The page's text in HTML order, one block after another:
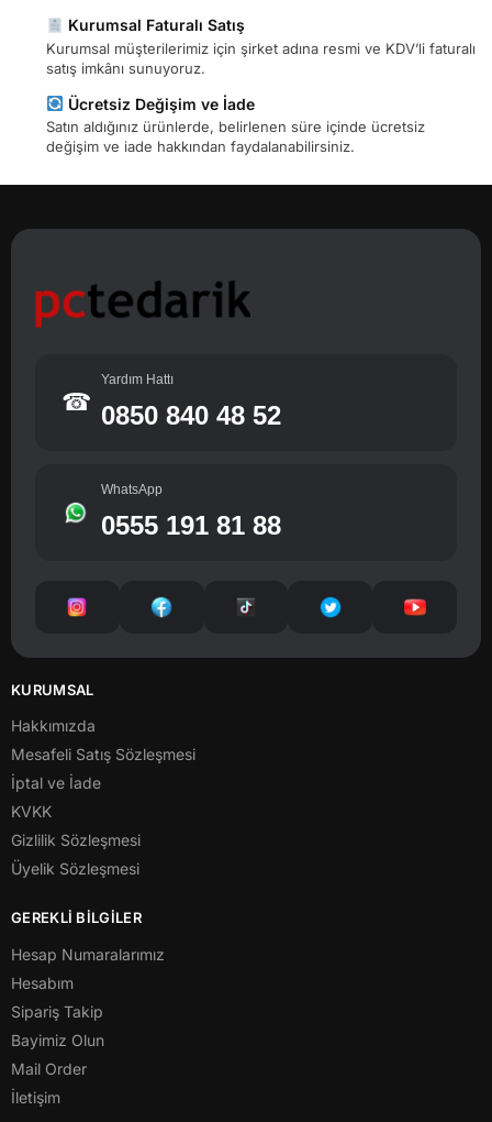
Kurumsal Faturalı Satış
Kurumsal müşterilerimiz için şirket adına resmi ve KDV’li faturalı
satış imkânı sunuyoruz.
Ücretsiz Değişim ve İade
Satın aldığınız ürünlerde, belirlenen süre içinde ücretsiz
değişim ve iade hakkından faydalanabilirsiniz.
☎
Yardım Hattı
0850 840 48 52
WhatsApp
0555 191 81 88
KURUMSAL
Hakkımızda
Mesafeli Satış Sözleşmesi
İptal ve İade
KVKK
Gizlilik Sözleşmesi
Üyelik Sözleşmesi
GEREKLİ BİLGİLER
Hesap Numaralarımız
Hesabım
Sipariş Takip
Bayimiz Olun
Mail Order
İletişim